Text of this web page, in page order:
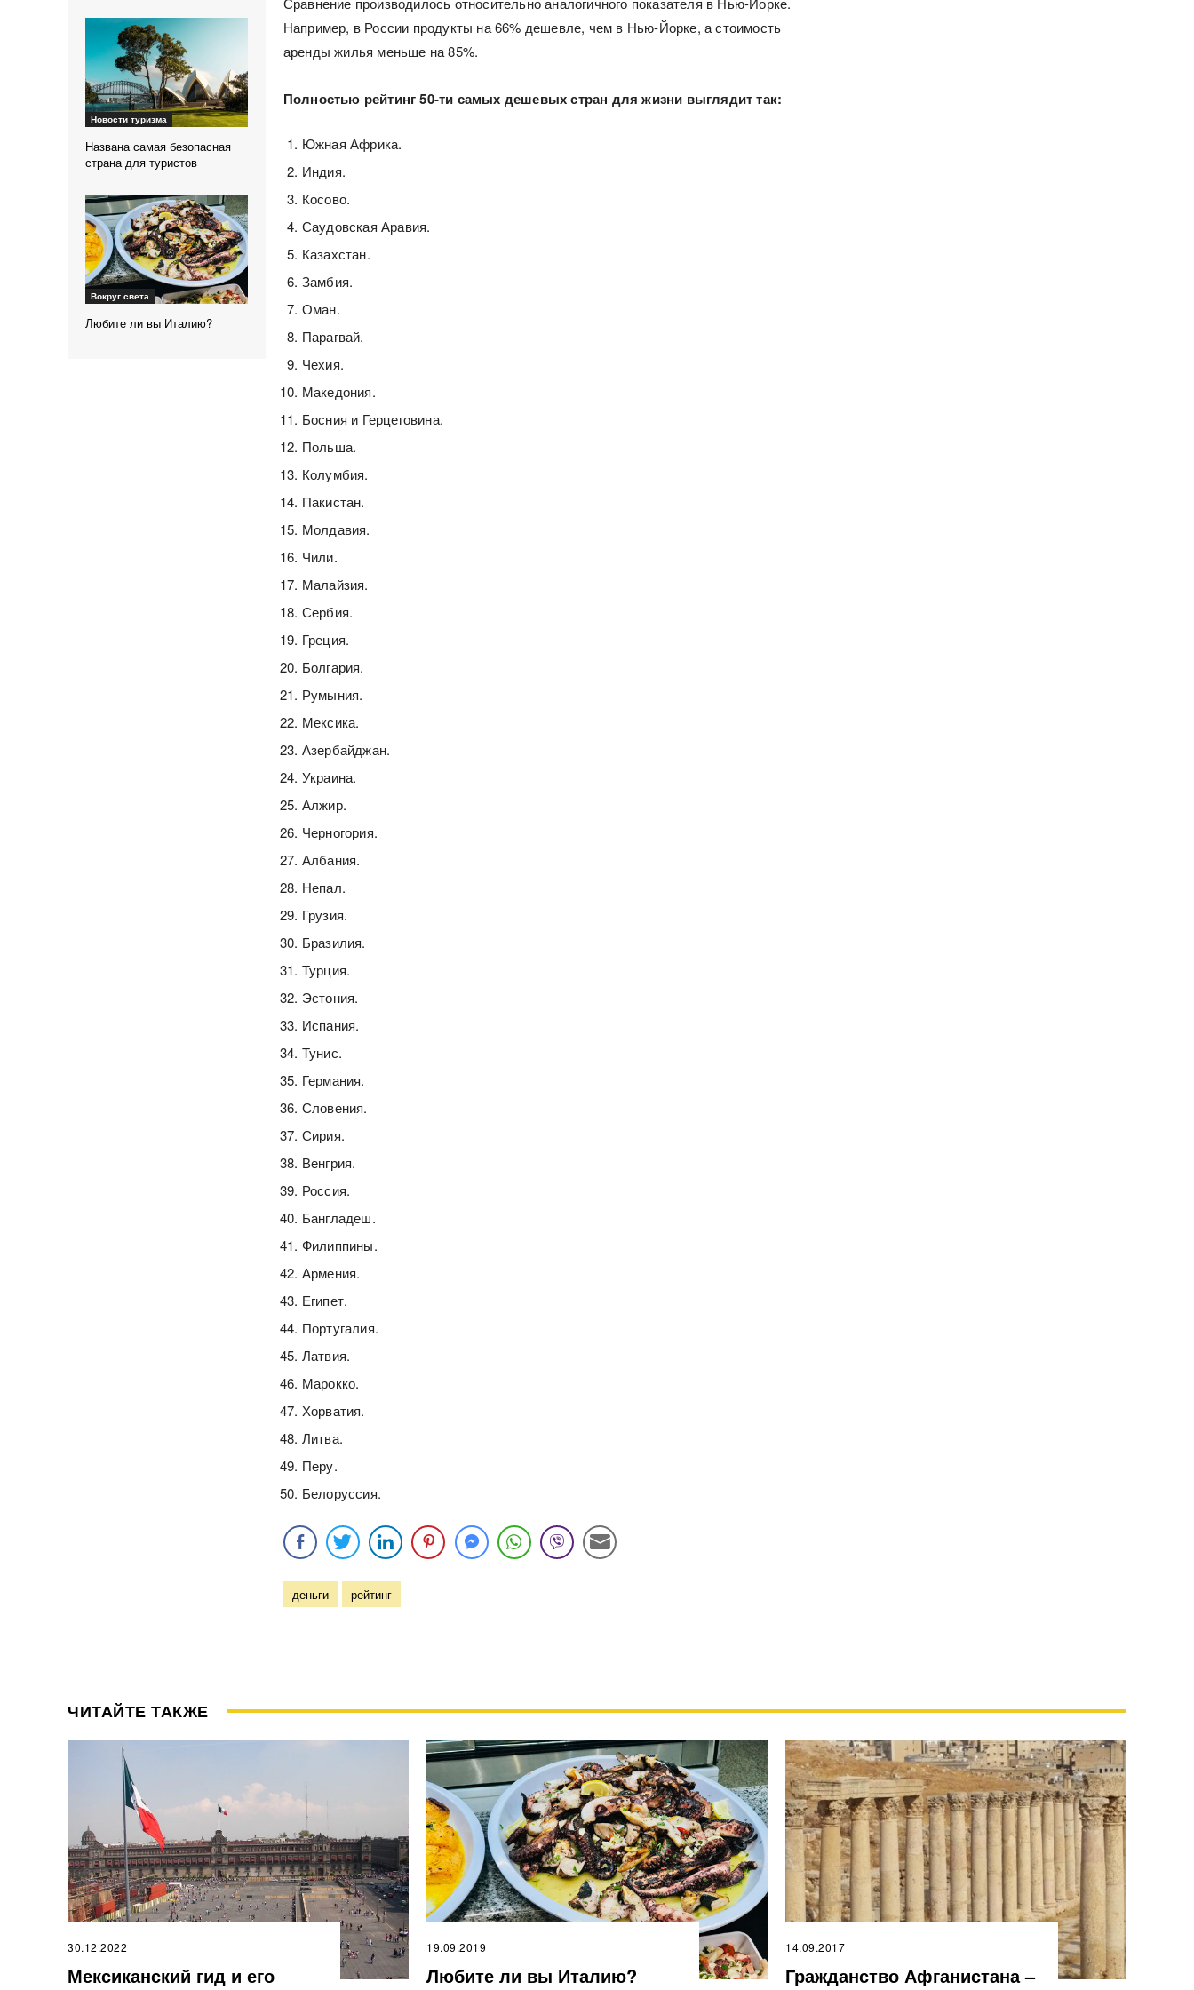
Новости туризма
Названа самая безопасная
страна для туристов
Вокруг света
Любите ли вы Италию?
Например, в России продукты на 66% дешевле, чем в Нью-Йорке, а стоимость
аренды жилья меньше на 85%.
Полностью рейтинг 50-ти самых дешевых стран для жизни выглядит так:
Южная Африка.
Индия.
Косово.
Саудовская Аравия.
Казахстан.
Замбия.
Оман.
Парагвай.
Чехия.
Македония.
Босния и Герцеговина.
Польша.
Колумбия.
Пакистан.
Молдавия.
Чили.
Малайзия.
Сербия.
Греция.
Болгария.
Румыния.
Мексика.
Азербайджан.
Украина.
Алжир.
Черногория.
Албания.
Непал.
Грузия.
Бразилия.
Турция.
Эстония.
Испания.
Тунис.
Германия.
Словения.
Сирия.
Венгрия.
Россия.
Бангладеш.
Филиппины.
Армения.
Египет.
Португалия.
Латвия.
Марокко.
Хорватия.
Литва.
Перу.
Белоруссия.
деньги рейтинг
ЧИТАЙТЕ ТАКЖЕ
30.12.2022
Мексиканский гид и его
19.09.2019
Любите ли вы Италию?
14.09.2017
Гражданство Афганистана –